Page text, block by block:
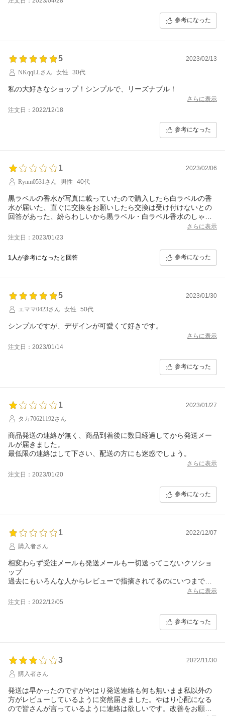
参考になった
5
2023/02/13
NKqqLLさん
女性 30代
私の大好きなショップ！シンプルで、リーズナブル！
さらに表示
注文日：2022/12/18
参考になった
1
2023/02/06
Rynm0531さん
男性 40代
黒ラベルの香水が写真に載っていたので購入したら白ラベルの香
水が届いた、直ぐに交換をお願いしたら交換は受け付けないとの
回答があった、紛らわしいから黒ラベル・白ラベル香水のしゃし
さらに表示
注文日：2023/01/23
1人が参考になったと回答 参考になった
5
2023/01/30
エママ0423さん
女性 50代
シンプルですが、デザインが可愛くて好きです。
さらに表示
注文日：2023/01/14
参考になった
1
2023/01/27
タカ70621192さん
商品発送の連絡が無く、商品到着後に数日経過してから発送メー
ルが届きました。
最低限の連絡はして下さい、配送の方にも迷惑でしょう。
さらに表示
注文日：2023/01/20
参考になった
1
2022/12/07
購入者さん
相変わらず受注メールも発送メールも一切送ってこないクソショ
ップ
過去にもいろんな人からレビューで指摘されてるのにいつまで経
さらに表示
注文日：2022/12/05
参考になった
3
2022/11/30
購入者さん
発送は早かったのですがやはり発送連絡も何も無いまま私以外の
方がレビューしているように突然届きました。やはり心配になる
ので皆さんが言っているように連絡は欲しいです。改善をお願い